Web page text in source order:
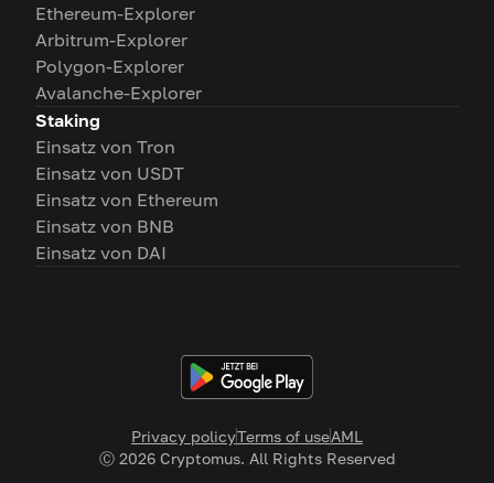
Privacy policyTerms of useAML
Ⓒ 2026Cryptomus. All Rights Reserved
Ethereum-Explorer
Arbitrum-Explorer
Polygon-Explorer
Avalanche-Explorer
Staking
Einsatz von Tron
Einsatz von USDT
Einsatz von Ethereum
Einsatz von BNB
Einsatz von DAI